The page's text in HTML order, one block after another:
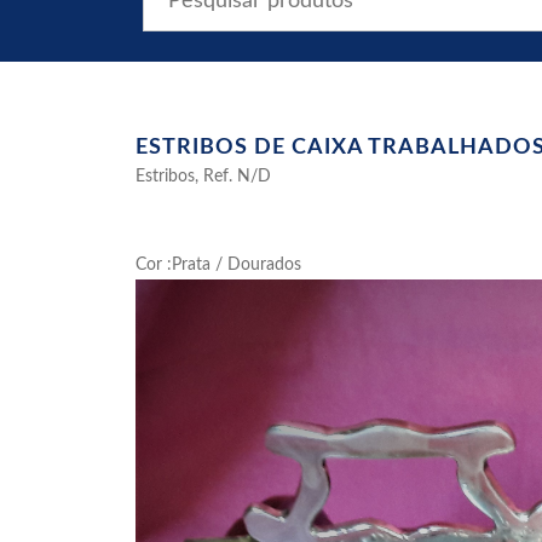
ESTRIBOS DE CAIXA
Estribos, Ref. N/D
Cor :Prata / Dourados